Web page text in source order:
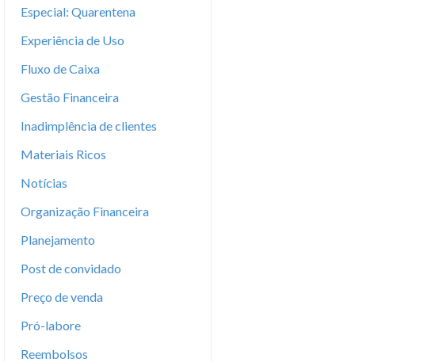
Especial: Quarentena
Experiência de Uso
Fluxo de Caixa
Gestão Financeira
Inadimplência de clientes
Materiais Ricos
Notícias
Organização Financeira
Planejamento
Post de convidado
Preço de venda
Pró-labore
Reembolsos